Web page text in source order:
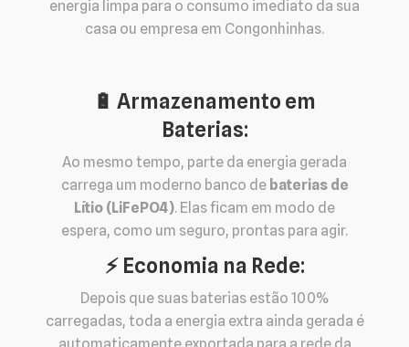
energia limpa para o consumo imediato da sua
casa ou empresa em Congonhinhas.
🔋 Armazenamento em
Baterias:
Ao mesmo tempo, parte da energia gerada
carrega um moderno banco de baterias de
Lítio (LiFePO4). Elas ficam em modo de
espera, como um seguro, prontas para agir.
⚡️ Economia na Rede:
Depois que suas baterias estão 100%
carregadas, toda a energia extra ainda gerada é
automaticamente exportada para a rede da